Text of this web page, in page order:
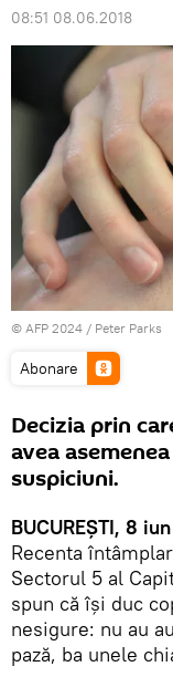
08:51 08.06.2018
© AFP 2024 / Peter Parks
Abonare
Decizia prin
avea
suspiciuni.
BUCUREŞTI, 8
Recenta
Sectorul 5 al
spun că îşi duc
nesigure: nu au
pază, ba unele